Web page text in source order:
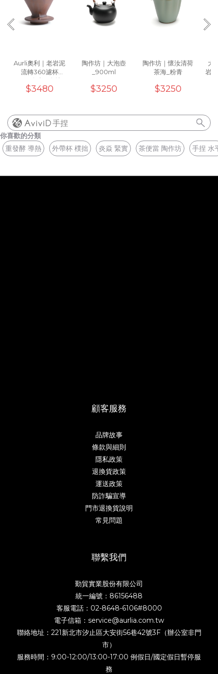
Aurli奧利｜老岩泥
流轉360濾杯
_02(炎焱)5次燒
$3480
陶作坊｜大泡壺
_900ml
$3250
陶作坊｜懷汝清荷
茶海_粉青
$3250
大
岩
手捏
你喜歡的分類
重發酵 導熱
外帶杯 樸拙 炎焱 緊實 茶便當 陶作坊 手捏 水
顧客服務
品牌故事
條款與細則
隱私政策
退換貨政策
運送政策
防詐騙宣導
門市退換貨說明
常見問題
聯繫我們
勤貿實業股份有限公司
統一編號：86156488
客服電話：02-8648-6106#8000
電子信箱：service@aurlia.com.tw
聯絡地址：221新北市汐止區大安街56巷42號3F（辦公室非門
市）
服務時間：9:00-12:00/13:00-17:00 例假日/國定假日暫停服
務